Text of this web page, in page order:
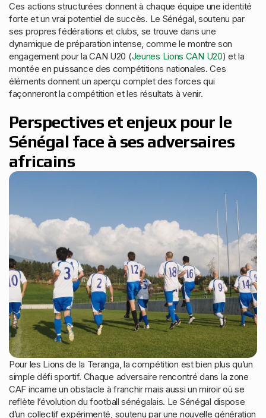
Ces actions structurées donnent à chaque équipe une identité
forte et un vrai potentiel de succès. Le Sénégal, soutenu par
ses propres fédérations et clubs, se trouve dans une
dynamique de préparation intense, comme le montre son
engagement pour la CAN U20 (Jeunes Lions CAN U20) et la
montée en puissance des compétitions nationales. Ces
éléments donnent un aperçu complet des forces qui
façonneront la compétition et les résultats à venir.
Perspectives et enjeux pour le
Sénégal face à ses adversaires
africains
Pour les Lions de la Teranga, la compétition est bien plus qu’un
simple défi sportif. Chaque adversaire rencontré dans la zone
CAF incarne un obstacle à franchir mais aussi un miroir où se
reflète l’évolution du football sénégalais. Le Sénégal dispose
d’un collectif expérimenté, soutenu par une nouvelle génération